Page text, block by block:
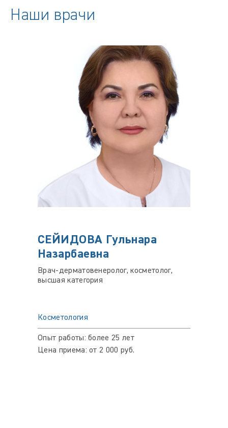
Наши врачи
СЕЙИДОВА Гульнара
Назарбаевна
Врач-дерматовенеролог, косметолог,
высшая категория
Косметология
Опыт работы: более 25 лет
Цена приема: от 2 000 руб.